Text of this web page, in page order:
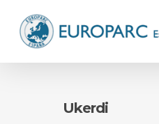
content
Ukerdi